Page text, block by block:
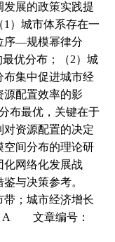
展的政策实践提
）城市体系存在一
序—规模幂律分
优分布；（2）城
布集中促进城市经
源配置效率的影
布最优，关键在于
资源配置的决定
间分布的理论研
化网络化发展战
与决策参考。
带；城市经济增长
A 文章编号：